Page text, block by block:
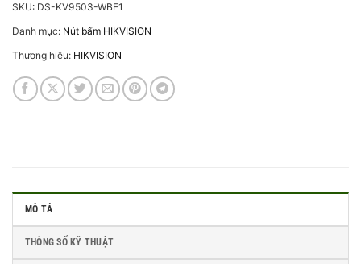
SKU: DS-KV9503-WBE1
Danh mục: Nút bấm HIKVISION
Thương hiệu: HIKVISION
MÔ TẢ
THÔNG SỐ KỸ THUẬT